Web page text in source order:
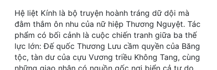
Phản Phái
Quan Trường
Quân Sự
Hệ liệt Kính là bộ truyện hoành tráng dữ dội mà
đằm thắm ôn nhu của nữ hiệp Thương Nguyệt. Tác
phẩm có bối cảnh là cuộc chiến tranh giữa ba thế
lực lớn: Đế quốc Thương Lưu cầm quyền của Băng
tộc, tàn dư của cựu Vương triều Không Tang, cùng
những giao nhân có nguồn gốc nơi biển cả tự do